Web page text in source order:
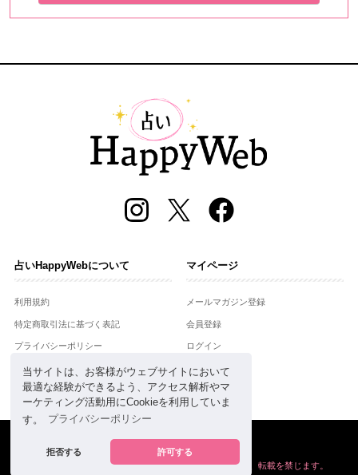
当サイトは、お客様がウェブサイトにおいて
最適な経験ができるよう、アクセス解析やマ
ーケティング活動用にCookieを利用していま
す。
プライバシーポリシー
拒否する 許可する
占いHappyWebについて
利用規約
特定商取引法に基づく表記
プライバシーポリシー
運営会社
お問合せ
マイページ
メールマガジン登録
会員登録
ログイン
powered by
掲載の情報や画像など、すべてのコンテンツの無断複写、転載を禁じます。